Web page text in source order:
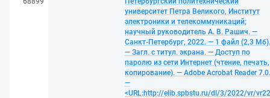
университет Петра Великого, Институт
электроники и телекоммуникаций;
научный руководитель А. В. Рашич. —
Санкт-Петербург, 2022. — 1 файл (2,3 Мб).
— Загл. с титул. экрана. — Доступ по
паролю из сети Интернет (чтение, печать,
копирование). — Adobe Acrobat Reader 7.0.
—
<URL:http://elib.spbstu.ru/dl/3/2022/vr/